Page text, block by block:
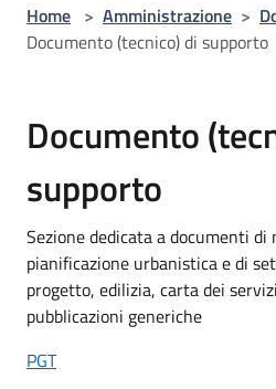
Home > Amministrazione >
Documento (tecnico) di supporto
Documento
supporto
Sezione dedicata a documenti
pianificazione urbanistica e di
progetto, edilizia, carta dei
pubblicazioni generiche
PGT